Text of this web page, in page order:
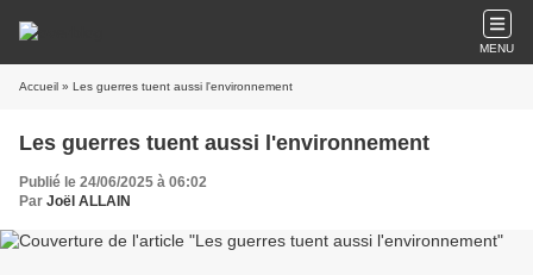
MENU
Accueil » Les guerres tuent aussi l'environnement
Les guerres tuent aussi l'environnement
Publié le 24/06/2025 à 06:02
Par Joël ALLAIN